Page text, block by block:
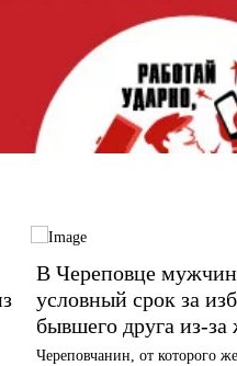
В Череповце
условный срок за
бывшего друга из-
Череповчанин, от которого